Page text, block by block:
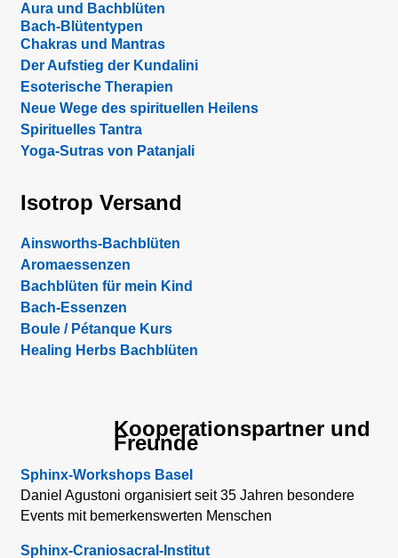
Aura und Bachblüten
Bach-Blütentypen
Chakras und Mantras
Der Aufstieg der Kundalini
Esoterische Therapien
Neue Wege des spirituellen Heilens
Spirituelles Tantra
Yoga-Sutras von Patanjali
Isotrop Versand
Ainsworths-Bachblüten
Aromaessenzen
Bachblüten für mein Kind
Bach-Essenzen
Boule / Pétanque Kurs
Healing Herbs Bachblüten
Kooperationspartner und
Freunde
Sphinx-Workshops Basel
Daniel Agustoni organisiert seit 35 Jahren besondere
Events mit bemerkenswerten Menschen
Sphinx-Craniosacral-Institut